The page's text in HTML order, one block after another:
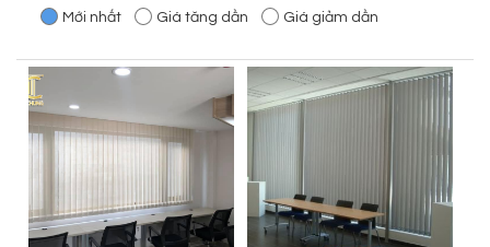
Mới nhất Giá tăng dần Giá giảm dần